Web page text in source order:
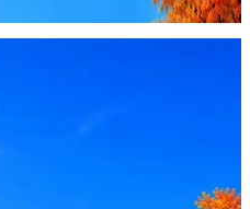
позиции, вилка, каналы